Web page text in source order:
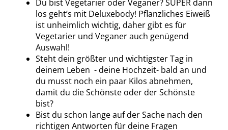
Du bist Vegetarier oder Veganer? SUPER dann
los geht’s mit Deluxebody! Pflanzliches Eiweiß
ist unheimlich wichtig, daher gibt es für
Vegetarier und Veganer auch genügend
Auswahl!
Steht dein größter und wichtigster Tag in
deinem Leben - deine Hochzeit- bald an und
du musst noch ein paar Kilos abnehmen,
damit du die Schönste oder der Schönste
bist?
Bist du schon lange auf der Sache nach den
richtigen Antworten für deine Fragen